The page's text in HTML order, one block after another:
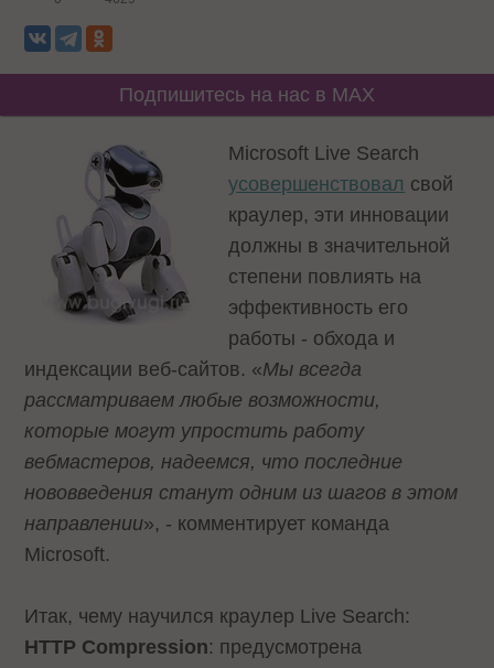
Подпишитесь на нас в MAX
Microsoft Live Search
усовершенствовал свой
краулер, эти инновации
должны в значительной
степени повлиять на
эффективность его
работы - обхода и
индексации веб-сайтов. «Мы всегда
рассматриваем любые возможности,
которые могут упростить работу
вебмастеров, надеемся, что последние
нововведения станут одним из шагов в этом
направлении», - комментирует команда
Microsoft.
Итак, чему научился краулер Live Search:
HTTP Compression: предусмотрена